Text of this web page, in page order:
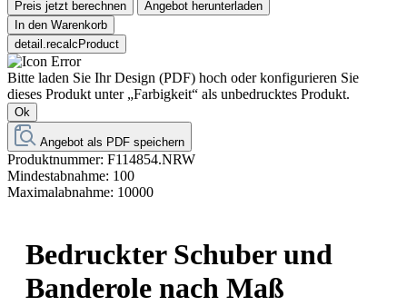
Preis jetzt berechnen
Angebot herunterladen
In den Warenkorb
detail.recalcProduct
Bitte laden Sie Ihr Design (PDF) hoch oder konfigurieren Sie
dieses Produkt unter „Farbigkeit“ als unbedrucktes Produkt.
Ok
Angebot als PDF speichern
Produktnummer: F114854.NRW
Mindestabnahme: 100
Maximalabnahme: 10000
Bedruckter Schuber und
Banderole nach Maß